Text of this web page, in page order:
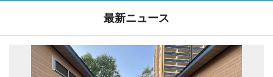
最新ニュース